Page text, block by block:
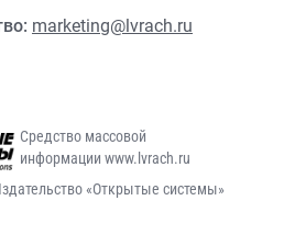
marketing@lvrach.ru
Средство массовой
информации www.lvrach.ru
«Открытые системы»